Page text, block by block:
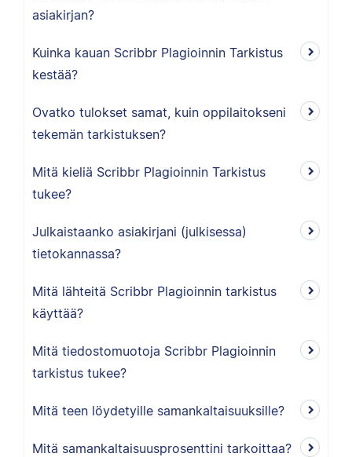
asiakirjan?
Kuinka kauan Scribbr Plagioinnin Tarkistus
kestää?
Ovatko tulokset samat, kuin oppilaitokseni
tekemän tarkistuksen?
Mitä kieliä Scribbr Plagioinnin Tarkistus
tukee?
Julkaistaanko asiakirjani (julkisessa)
tietokannassa?
Mitä lähteitä Scribbr Plagioinnin tarkistus
käyttää?
Mitä tiedostomuotoja Scribbr Plagioinnin
tarkistus tukee?
Mitä teen löydetyille samankaltaisuuksille?
Mitä samankaltaisuusprosenttini tarkoittaa?